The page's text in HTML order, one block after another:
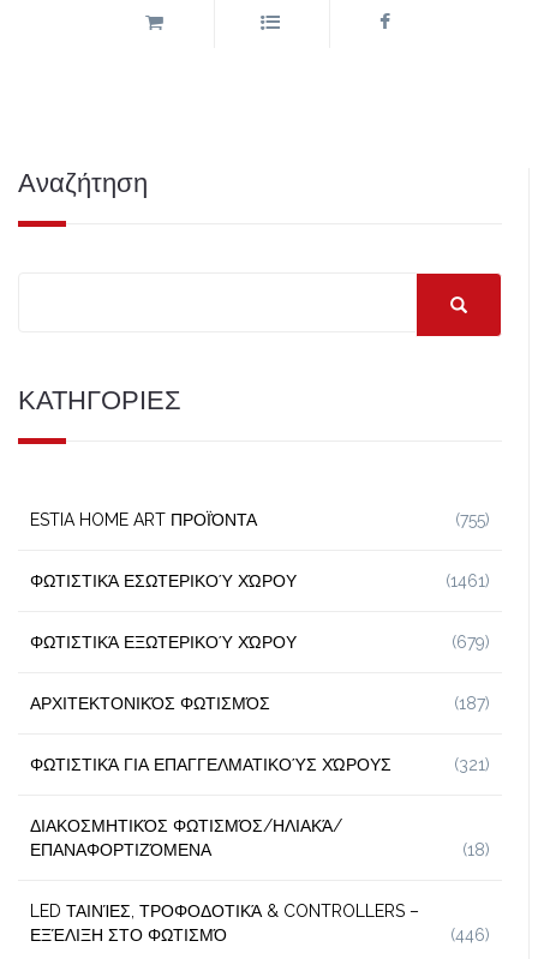
Αναζήτηση
ΚΑΤΗΓΟΡΙΕΣ
ESTIA HOME ART ΠΡΟΪΌΝΤΑ (755)
ΦΩΤΙΣΤΙΚΆ ΕΣΩΤΕΡΙΚΟΎ ΧΏΡΟΥ (1461)
ΦΩΤΙΣΤΙΚΆ ΕΞΩΤΕΡΙΚΟΎ ΧΏΡΟΥ (679)
ΑΡΧΙΤΕΚΤΟΝΙΚΌΣ ΦΩΤΙΣΜΌΣ (187)
ΦΩΤΙΣΤΙΚΆ ΓΙΑ ΕΠΑΓΓΕΛΜΑΤΙΚΟΎΣ ΧΏΡΟΥΣ (321)
ΔΙΑΚΟΣΜΗΤΙΚΌΣ ΦΩΤΙΣΜΌΣ/ΗΛΙΑΚΆ/
ΕΠΑΝΑΦΟΡΤΙΖΌΜΕΝΑ
(18)
LED ΤΑΙΝΊΕΣ, ΤΡΟΦΟΔΟΤΙΚΆ & CONTROLLERS –
ΕΞΈΛΙΞΗ ΣΤΟ ΦΩΤΙΣΜΌ
(446)